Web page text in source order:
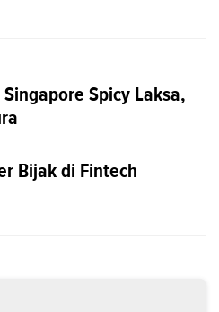
Spicy Laksa,
Bijak di Fintech